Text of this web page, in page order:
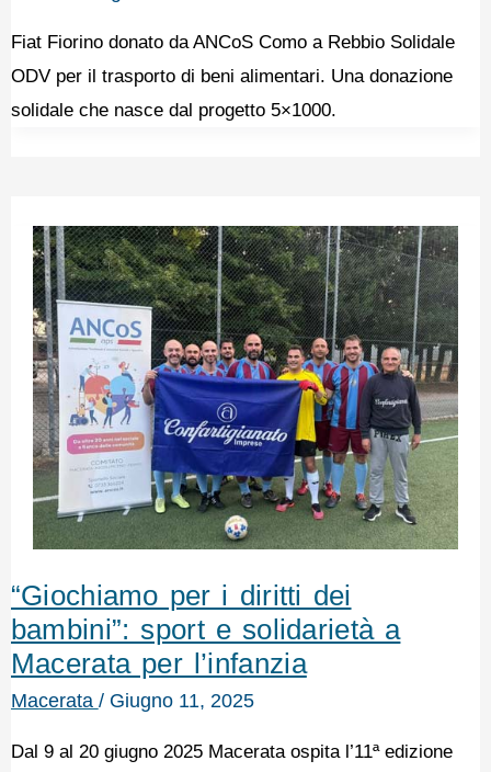
Fiat Fiorino donato da ANCoS Como a Rebbio Solidale
ODV per il trasporto di beni alimentari. Una donazione
solidale che nasce dal progetto 5×1000.
“Giochiamo per i diritti dei
bambini”: sport e solidarietà a
Macerata per l’infanzia
Macerata / Giugno 11, 2025
Dal 9 al 20 giugno 2025 Macerata ospita l’11ª edizione